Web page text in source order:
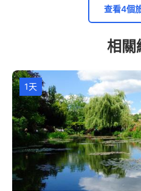
查看4個
相關
1天